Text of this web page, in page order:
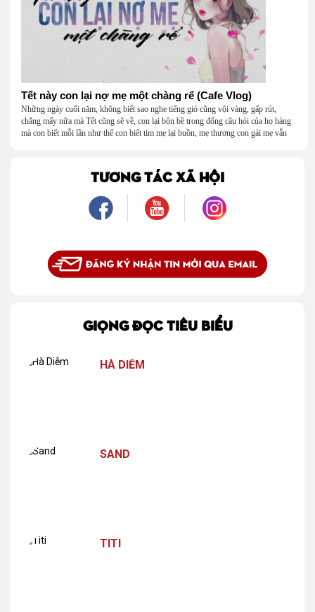
Tết này con lại nợ mẹ một chàng rể (Cafe Vlog)
Những ngày cuối năm, không biết sao nghe tiếng gió cũng vội vàng, gấp rút,
chẳng mấy nữa mà Tết cũng sẽ về, con lại bộn bề trong đống câu hỏi của họ hàng
mà con biết mỗi lần như thế con biết tim mẹ lại buồn, mẹ thương con gái mẹ vẫn
TƯƠNG TÁC XÃ HỘI
GIỌNG ĐỌC TIÊU BIỂU
HÀ DIỄM
SAND
TITI